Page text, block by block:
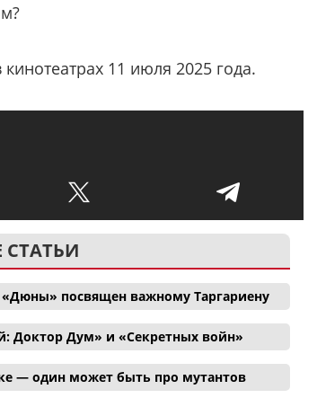
кинотеатрах 11 июля 2025 года.
СТАТЬИ
посвящен важному Таргариену
Доктор Дум» и «Секретных войн»
— один может быть про мутантов